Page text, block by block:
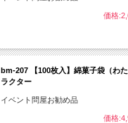
価格
bm-207 【100枚入】綿菓子袋（わ
ラクター
イベント問屋お勧め品
価格